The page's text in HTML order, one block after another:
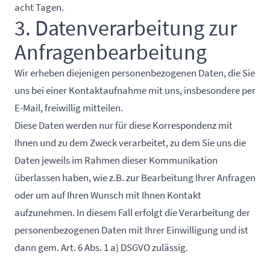
acht Tagen.
3. Datenverarbeitung zur
Anfragenbearbeitung
Wir erheben diejenigen personenbezogenen Daten, die Sie
uns bei einer Kontaktaufnahme mit uns, insbesondere per
E-Mail, freiwillig mitteilen.
Diese Daten werden nur für diese Korrespondenz mit
Ihnen und zu dem Zweck verarbeitet, zu dem Sie uns die
Daten jeweils im Rahmen dieser Kommunikation
überlassen haben, wie z.B. zur Bearbeitung Ihrer Anfragen
oder um auf Ihren Wunsch mit Ihnen Kontakt
aufzunehmen. In diesem Fall erfolgt die Verarbeitung der
personenbezogenen Daten mit Ihrer Einwilligung und ist
dann gem. Art. 6 Abs. 1 a) DSGVO zulässig.